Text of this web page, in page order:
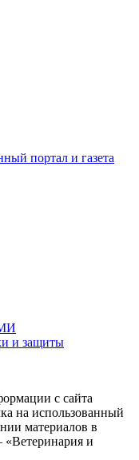
и защиты
с сайта
на использованный
материалов в
и